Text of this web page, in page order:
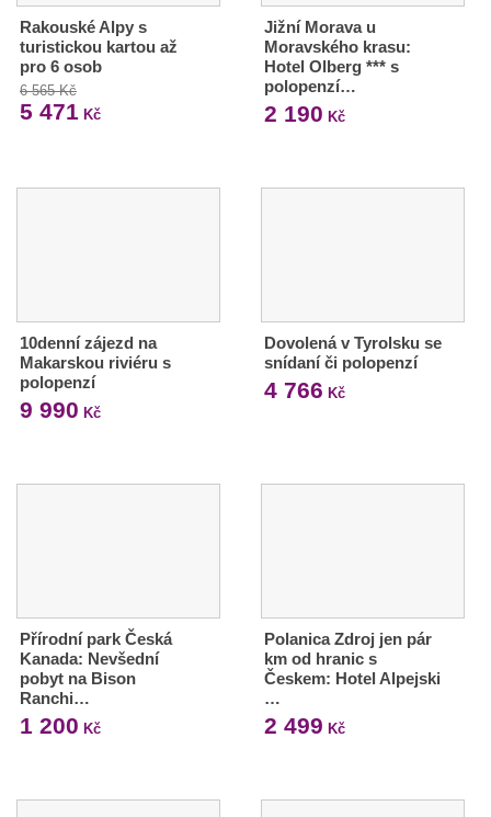
Rakouské Alpy s
turistickou kartou až
pro 6 osob
6 565 Kč
5 471 Kč
Jižní Morava u
Moravského krasu:
Hotel Olberg *** s
polopenzí…
2 190 Kč
10denní zájezd na
Makarskou riviéru s
polopenzí
9 990 Kč
Dovolená v Tyrolsku se
snídaní či polopenzí
4 766 Kč
Přírodní park Česká
Kanada: Nevšední
pobyt na Bison
Ranchi…
1 200 Kč
Polanica Zdroj jen pár
km od hranic s
Českem: Hotel Alpejski
…
2 499 Kč